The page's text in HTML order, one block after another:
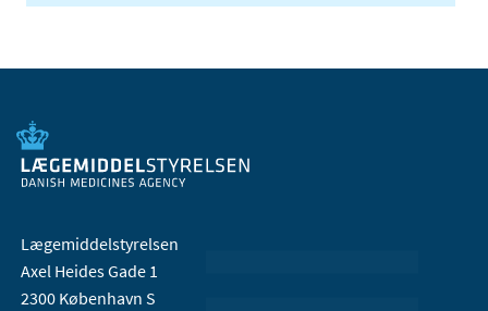
Lægemiddelstyrelsen
Axel Heides Gade 1
2300 København S